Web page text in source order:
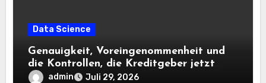
Data Science
Genauigkeit, Voreingenommenheit und
die Kontrollen, die Kreditgeber jetzt
benötigen |
admin Juli 29, 2026